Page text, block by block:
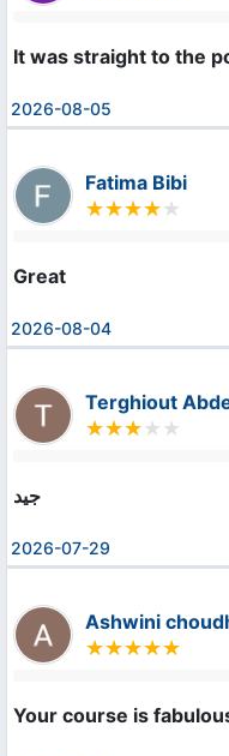
It was straight to the
2026-08-05
Fatima Bibi
Great
2026-08-04
Terghiout
جيد
2026-07-29
Ashwini
Your course is